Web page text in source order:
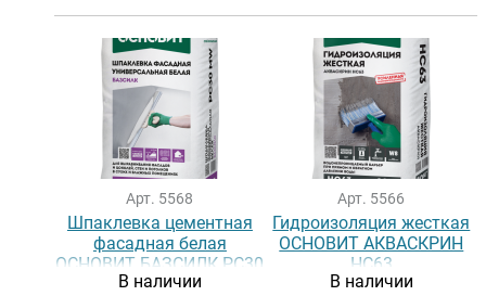
Арт. 5568
Шпаклевка цементная
фасадная белая
ОСНОВИТ БАЗСИЛК PC30
MW
В наличии
Арт. 5566
Гидроизоляция жесткая
ОСНОВИТ АКВАСКРИН
НС63
В наличии